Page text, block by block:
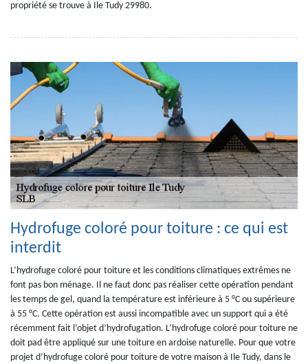
propriété se trouve à Ile Tudy 29980.
Hydrofuge coloré pour toiture : ce qui est
interdit
L’hydrofuge coloré pour toiture et les conditions climatiques extrêmes ne
font pas bon ménage. Il ne faut donc pas réaliser cette opération pendant
les temps de gel, quand la température est inférieure à 5 °C ou supérieure
à 55 °C. Cette opération est aussi incompatible avec un support qui a été
récemment fait l’objet d’hydrofugation. L’hydrofuge coloré pour toiture ne
doit pad être appliqué sur une toiture en ardoise naturelle. Pour que votre
projet d’hydrofuge coloré pour toiture de votre maison à Ile Tudy, dans le